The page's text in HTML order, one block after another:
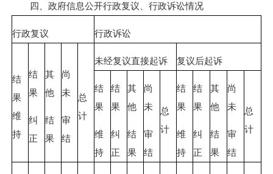
四、政府信息公开行政复议、行政诉讼情况
行政复议 行政诉讼
结
果
维
持
结
果
纠
正
其
他
结
果
尚
未
审
结
总
计
未经复议直接起诉 复议后起诉
结
果
维
持
结
果
纠
正
其
他
结
果
尚
未
审
结
总
计
结
果
维
持
结
果
纠
正
其
他
结
果
尚
未
审
结
总
计